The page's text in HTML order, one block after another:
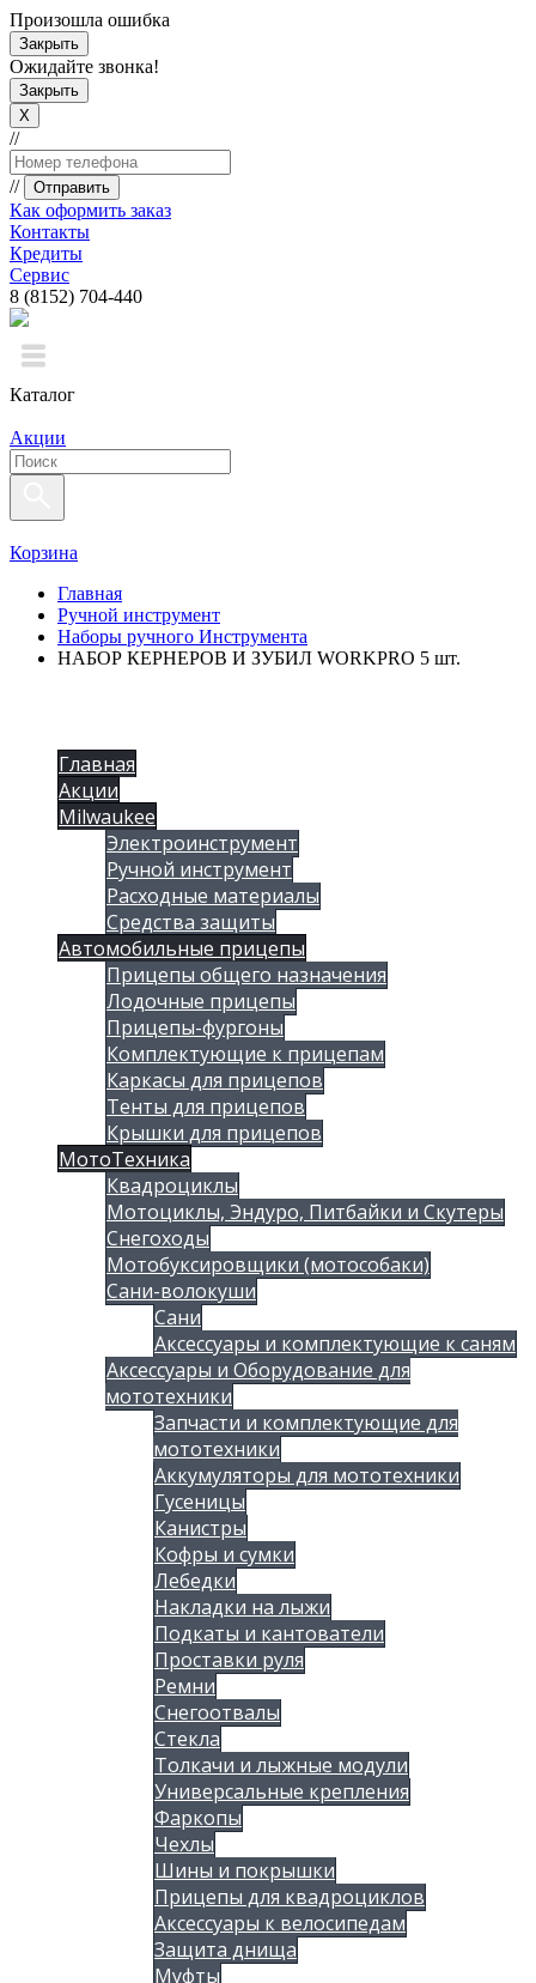
Произошла ошибка
Закрыть
Ожидайте звонка!
Закрыть
X
//
// Отправить
Как оформить заказ
Контакты
Кредиты
Сервис
8 (8152) 704-440
Каталог
Акции
Корзина
Главная
Ручной инструмент
Наборы ручного Инструмента
НАБОР КЕРНЕРОВ И ЗУБИЛ WORKPRO 5 шт.
Главная
Акции
Milwaukee
Электроинструмент
Ручной инструмент
Расходные материалы
Средства защиты
Автомобильные прицепы
Прицепы общего назначения
Лодочные прицепы
Прицепы-фургоны
Комплектующие к прицепам
Каркасы для прицепов
Тенты для прицепов
Крышки для прицепов
МотоТехника
Квадроциклы
Мотоциклы, Эндуро, Питбайки и Скутеры
Снегоходы
Мотобуксировщики (мотособаки)
Сани-волокуши
Сани
Аксессуары и комплектующие к саням
Аксессуары и Оборудование для
мототехники
Запчасти и комплектующие для
мототехники
Аккумуляторы для мототехники
Гусеницы
Канистры
Кофры и сумки
Лебедки
Накладки на лыжи
Подкаты и кантователи
Проставки руля
Ремни
Снегоотвалы
Стекла
Толкачи и лыжные модули
Универсальные крепления
Фаркопы
Чехлы
Шины и покрышки
Прицепы для квадроциклов
Аксессуары к велосипедам
Защита днища
Муфты